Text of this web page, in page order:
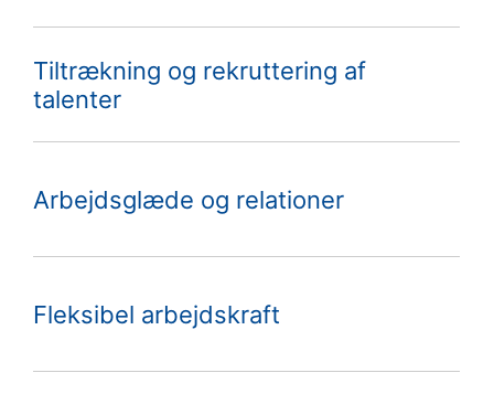
Tiltrækning og rekruttering af
talenter
Arbejdsglæde og relationer
Fleksibel arbejdskraft